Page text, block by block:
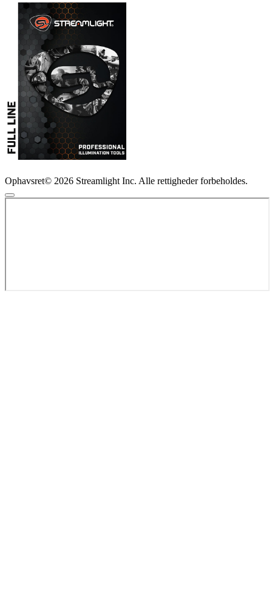
Ophavsret© 2026 Streamlight Inc. Alle rettigheder forbeholdes.